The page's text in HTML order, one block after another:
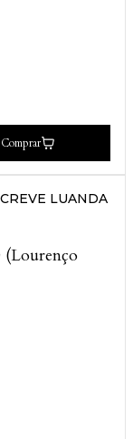
Comprar
LUANDA